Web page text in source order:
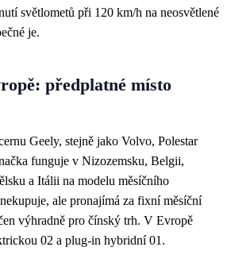
světlometů při 120 km/h na neosvětlené
je.
předplatné místo
Geely, stejně jako Volvo, Polestar
funguje v Nizozemsku, Belgii,
a Itálii na modelu měsíčního
ale pronajímá za fixní měsíční
výhradně pro čínský trh. V Evropě
02 a plug-in hybridní 01.